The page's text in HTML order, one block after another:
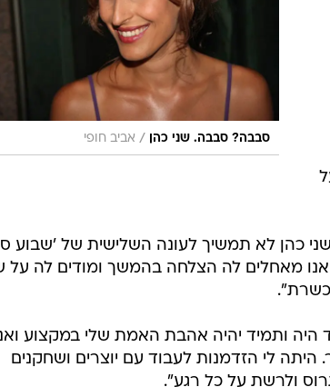
סבבה? סבבה. שני כהן / אביב חופי
כהן לא תמשיך לעונה השלישית של 'שבוע
מאחלים לה הצלחה בהמשך ומודים לה על
ותמיד יהיה אהבת האמת שלי במקצוע
לי הזדמנות לעבוד עם יוצרים ושחקנים
ולרשת על כל רגע".